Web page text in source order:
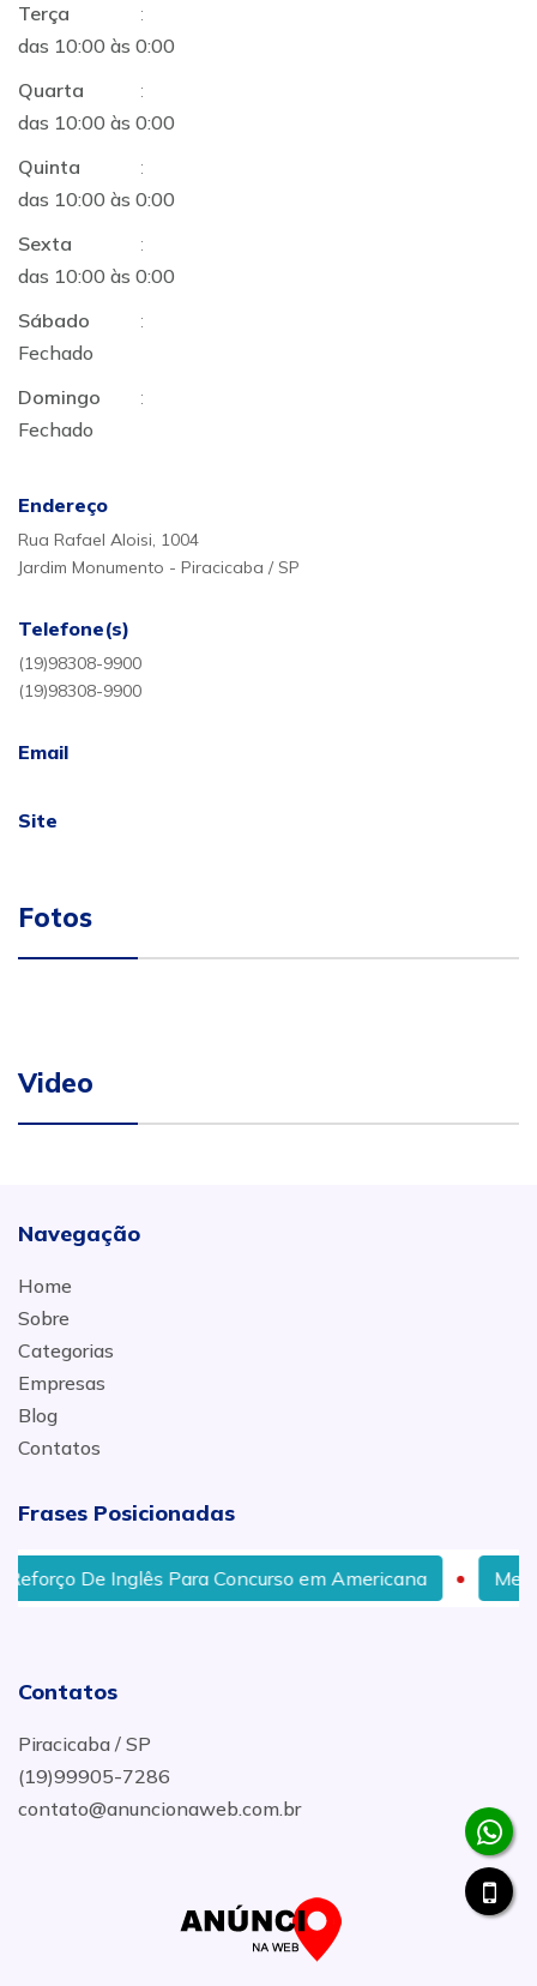
Terça
:
das 10:00 às 0:00
Quarta
:
das 10:00 às 0:00
Quinta
:
das 10:00 às 0:00
Sexta
:
das 10:00 às 0:00
Sábado
:
Fechado
Domingo
:
Fechado
Endereço
Rua Rafael Aloisi, 1004
Jardim Monumento - Piracicaba / SP
Telefone(s)
(19)98308-9900
(19)98308-9900
Email
Site
Fotos
Video
Navegação
Home
Sobre
Categorias
Empresas
Blog
Contatos
Frases Posicionadas
De Inglês Para Concurso em Americana
Contatos
Piracicaba / SP
(19)99905-7286
contato@anuncionaweb.com.br